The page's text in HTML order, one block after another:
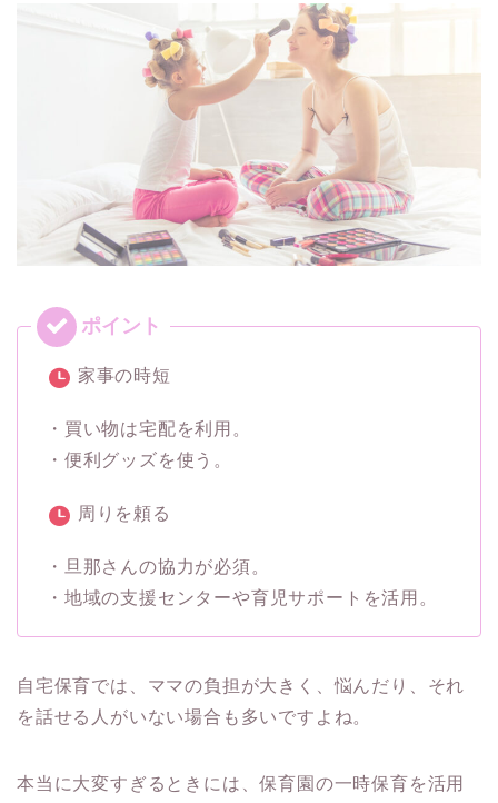
家事の時短
・買い物は宅配を利用。
・便利グッズを使う。
周りを頼る
・旦那さんの協力が必須。
・地域の支援センターや育児サポートを活用。
自宅保育では、ママの負担が大きく、悩んだり、それ
を話せる人がいない場合も多いですよね。
本当に大変すぎるときには、保育園の一時保育を活用